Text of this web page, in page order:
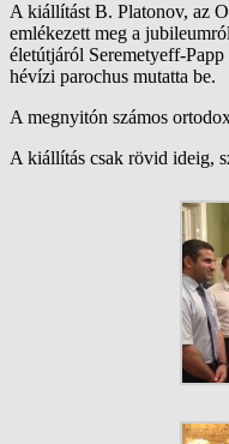
A kiállítást B. Platonov, az
emlékezett meg a
életútjáról Seremetyeff-
hévízi parochus mutatta be.
A megnyitón számos
A kiállítás csak rövid ideig,